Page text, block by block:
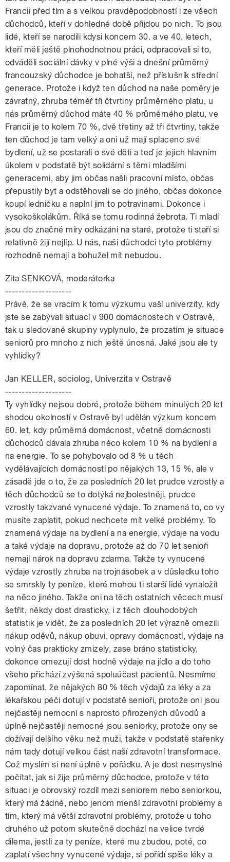
Francii před tím a s velkou pravděpodobností i ze všech
důchodců, kteří v dohledné době přijdou po nich. To jsou
lidé, kteří se narodili kdysi koncem 30. a ve 40. letech,
kteří měli ještě plnohodnotnou práci, odpracovali si to,
odváděli sociální dávky v plné výši a dnešní průměrný
francouzský důchodce je bohatší, než příslušník střední
generace. Protože i když ten důchod na naše poměry je
závratný, zhruba téměř tři čtvrtiny průměrného platu, u
nás průměrný důchod máte 40 % průměrného platu, ve
Francii je to kolem 70 %, dvě třetiny až tři čtvrtiny, takže
ten důchod je tam velký a oni už mají splaceno své
bydlení, už se postarali o své děti a teď je jejich hlavním
úkolem v podstatě být solidární s těmi mladšími
generacemi, aby jim občas našli pracovní místo, občas
přepustily byt a odstěhovali se do jiného, občas dokonce
koupí ledničku a naplní jim to potravinami. Dokonce i
vysokoškolákům. Říká se tomu rodinná žebrota. Ti mladí
jsou do značné míry odkázáni na staré, protože ti staří si
relativně žijí nejlíp. U nás, naši důchodci tyto problémy
rozhodně nemají a bohužel mít nebudou.
Zita SENKOVÁ, moderátorka
--------------------
Právě, že se vracím k tomu výzkumu vaší univerzity, kdy
jste se zabývali situací v 900 domácnostech v Ostravě,
tak u sledované skupiny vyplynulo, že prozatím je situace
seniorů pro mnoho z nich ještě únosná. Jaké jsou ale ty
vyhlídky?
Jan KELLER, sociolog, Univerzita v Ostravě
--------------------
Ty vyhlídky nejsou dobré, protože během minulých 20 let
shodou okolností v Ostravě byl udělán výzkum koncem
60. let, kdy průměrná domácnost, včetně domácnosti
důchodců dávala zhruba něco kolem 10 % na bydlení a
na energie. To se pohybovalo od 8 % u těch
vydělávajících domácností po nějakých 13, 15 %, ale v
zásadě jde o to, že za posledních 20 let prudce vzrostly a
těch důchodců se to dotýká nejbolestněji, prudce
vzrostly takzvané vynucené výdaje. To znamená to, co vy
musíte zaplatit, pokud nechcete mít velké problémy. To
znamená výdaje na bydlení a na energie, výdaje na vodu
a také výdaje na dopravu, protože až do 70 let senioři
nemají nárok na dopravu zdarma. Takže ty vynucené
výdaje vzrostly zhruba na trojnásobek a v důsledku toho
se smrskly ty peníze, které mohou ti starší lidé vynaložit
na něco jiného. Takže oni na těch ostatních věcech musí
šetřit, někdy dost drasticky, i z těch dlouhodobých
statistik je vidět, že za posledních 20 let výrazně omezili
nákup oděvů, nákup obuvi, opravy domácností, výdaje na
volný čas prakticky zmizely, zase bráno statisticky,
dokonce omezují dost hodně výdaje na jídlo a do toho
všeho přichází zvýšená spoluúčast pacientů. Nesmíme
zapomínat, že nějakých 80 % těch výdajů za léky a za
lékařskou péči dotují v podstatě senioři, protože oni jsou
nejčastěji nemocní s naprosto přirozených důvodů a
úplně nejčastěji nemocné jsou seniorky, protože ony se
dožívají delšího věku než muži, takže v podstatě stařenky
nám tady dotují velkou část naší zdravotní transformace.
Což myslím si není úplně v pořádku. A je dost nesmyslné
počítat, jak si žije průměrný důchodce, protože v této
situaci je obrovský rozdíl mezi seniorem nebo seniorkou,
který má žádné, nebo jenom menší zdravotní problémy a
tím, který má větší zdravotní problémy, protože u toho
druhého už potom skutečně dochází na velice tvrdé
dilema, jestli za ty peníze, které mu zbudou, poté, co
zaplatí všechny vynucené výdaje, si pořídí spíše léky a